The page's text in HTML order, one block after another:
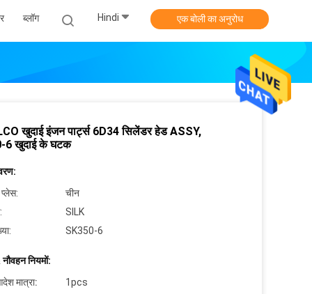
ब्लॉग Hindi एक बोली का अनुरोध
खुदाई इंजन पार्ट्स 6D34 सिलेंडर हेड ASSY,
6 खुदाई के घटक
प्लेस:
चीन
SILK
SK350-6
नियमों:
मात्रा:
1pcs